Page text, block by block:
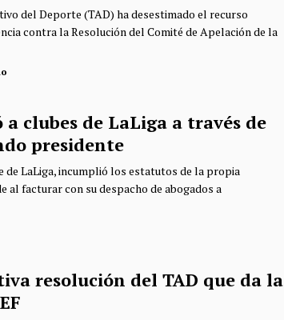
del Deporte (TAD) ha desestimado el recurso
contra la Resolución del Comité de Apelación de la
clubes de LaLiga a través de
presidente
de LaLiga, incumplió los estatutos de la propia
al facturar con su despacho de abogados a
resolución del TAD que da la